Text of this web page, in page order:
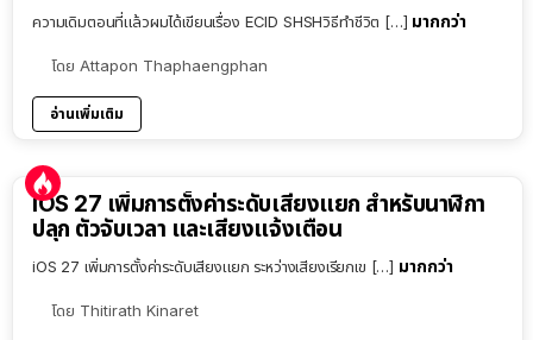
ความเดิมตอนที่แล้วผมได้เขียนเรื่อง ECID SHSHวิธีทำชีวิต […] มากกว่า
โดย Attapon Thaphaengphan
อ่านเพิ่มเติม
iOS 27 เพิ่มการตั้งค่าระดับเสียงแยก สำหรับนาฬิกา
ปลุก ตัวจับเวลา และเสียงแจ้งเตือน
iOS 27 เพิ่มการตั้งค่าระดับเสียงแยก ระหว่างเสียงเรียกเข […] มากกว่า
โดย Thitirath Kinaret